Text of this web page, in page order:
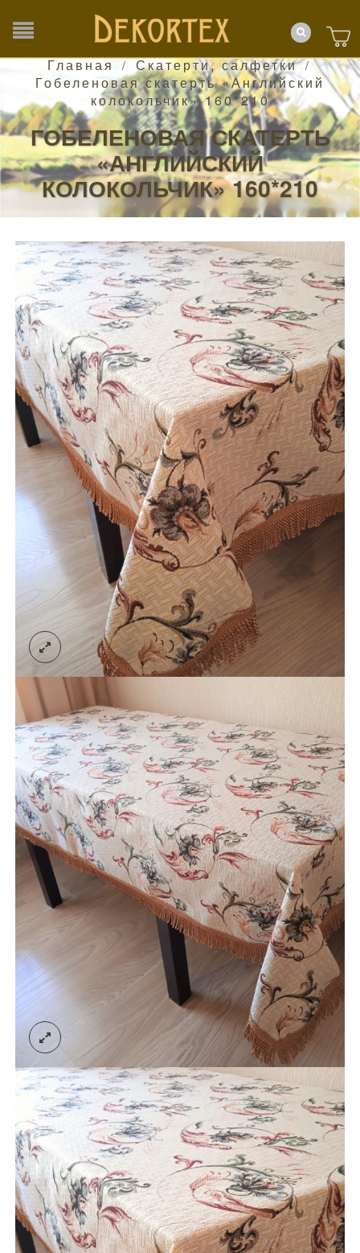
Главная / Скатерти, салфетки /
Гобеленовая скатерть «Английский
колокольчик» 160*210
ГОБЕЛЕНОВАЯ СКАТЕРТЬ
«АНГЛИЙСКИЙ
КОЛОКОЛЬЧИК» 160*210